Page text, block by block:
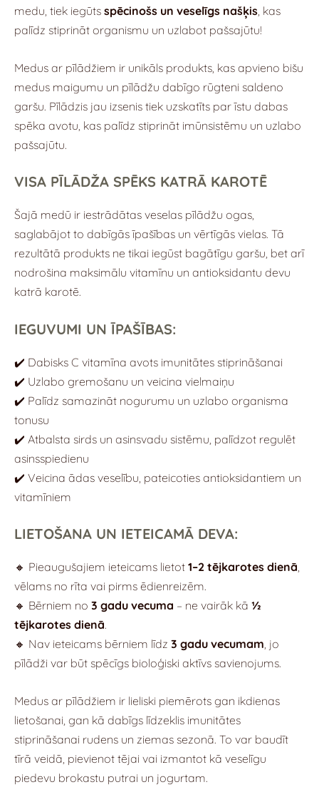
medu, tiek iegūts spēcinošs un veselīgs našķis, kas
palīdz stiprināt organismu un uzlabot pašsajūtu!
Medus ar pīlādžiem ir unikāls produkts, kas apvieno bišu
medus maigumu un pīlādžu dabīgo rūgteni saldeno
garšu. Pīlādzis jau izsenis tiek uzskatīts par īstu dabas
spēka avotu, kas palīdz stiprināt imūnsistēmu un uzlabo
pašsajūtu.
VISA PĪLĀDŽA SPĒKS KATRĀ KAROTĒ
Šajā medū ir iestrādātas veselas pīlādžu ogas,
saglabājot to dabīgās īpašības un vērtīgās vielas. Tā
rezultātā produkts ne tikai iegūst bagātīgu garšu, bet arī
nodrošina maksimālu vitamīnu un antioksidantu devu
katrā karotē.
IEGUVUMI UN ĪPAŠĪBAS:
✔️ Dabisks C vitamīna avots imunitātes stiprināšanai
✔️ Uzlabo gremošanu un veicina vielmaiņu
✔️ Palīdz samazināt nogurumu un uzlabo organisma
tonusu
✔️ Atbalsta sirds un asinsvadu sistēmu, palīdzot regulēt
asinsspiedienu
✔️ Veicina ādas veselību, pateicoties antioksidantiem un
vitamīniem
LIETOŠANA UN IETEICAMĀ DEVA:
🔸 Pieaugušajiem ieteicams lietot 1–2 tējkarotes dienā,
vēlams no rīta vai pirms ēdienreizēm.
🔸 Bērniem no 3 gadu vecuma – ne vairāk kā ½
tējkarotes dienā.
🔸 Nav ieteicams bērniem līdz 3 gadu vecumam, jo
pīlādži var būt spēcīgs bioloģiski aktīvs savienojums.
Medus ar pīlādžiem ir lieliski piemērots gan ikdienas
lietošanai, gan kā dabīgs līdzeklis imunitātes
stiprināšanai rudens un ziemas sezonā. To var baudīt
tīrā veidā, pievienot tējai vai izmantot kā veselīgu
piedevu brokastu putrai un jogurtam.